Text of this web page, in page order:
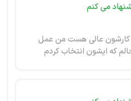
می کنم
کارشون عالی هست من عمل
که ایشون انتخاب کردم